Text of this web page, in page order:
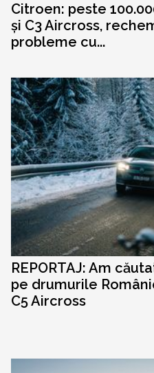
Citroen: peste
și C3 Aircross,
probleme cu...
REPORTAJ: Am
pe drumurile
C5 Aircross